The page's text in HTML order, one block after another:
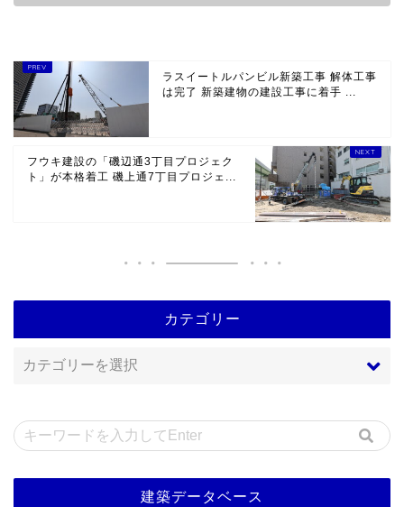
ラスイートルパンビル新築工事 解体工事
は完了 新築建物の建設工事に着手 ...
フウキ建設の「磯辺通3丁目プロジェク
ト」が本格着工 磯上通7丁目プロジェ...
カテゴリー
建築データベース